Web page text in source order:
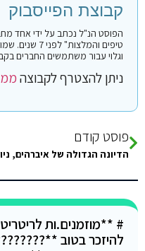
קבוצת הפייסבוק
הפוסט הנ"ל נכתב על ידי אחד
טיפים
וגלוי עבור משתמשים החברים
ניתן להצטרף לקבוצה
פוסט קודם
# **מוזמנים.ות
להיזכר בטוב